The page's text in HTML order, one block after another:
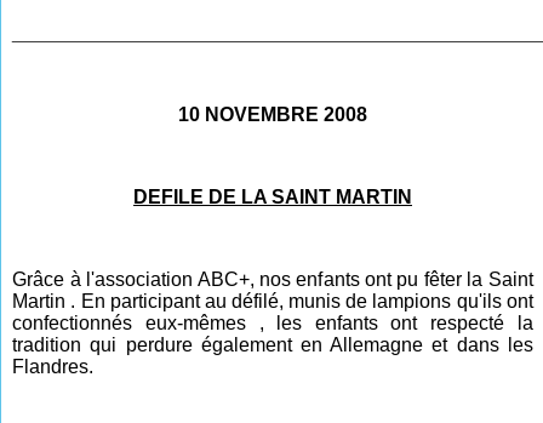
10 NOVEMBRE 2008
DEFILE DE LA SAINT MARTIN
Grâce à l'association ABC+, nos enfants ont pu fêter la Saint
Martin . En participant au défilé, munis de lampions qu'ils ont
confectionnés eux-mêmes , les enfants ont respecté la
tradition qui perdure également en Allemagne et dans les
Flandres.